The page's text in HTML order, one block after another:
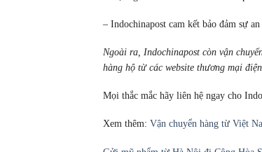
– Indochinapost cam kết bảo đảm sự
Ngoài ra, Indochinapost còn vận
hàng hộ từ các website thương mại
Mọi thắc mắc hãy liên hệ ngay cho
Xem thêm: Vận chuyển hàng từ Việt